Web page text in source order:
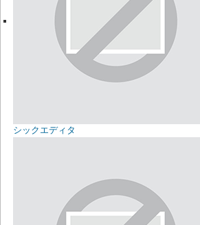
シックエディタ